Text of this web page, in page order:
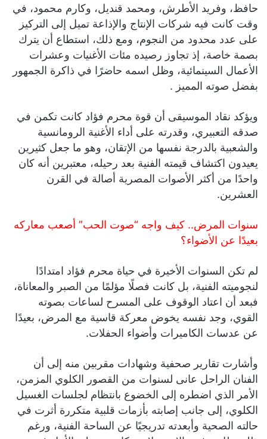
حافظ، وفريد الأطرش، ومحمد قنديل، وكارم محمود، في
وقت كانت فيه شركات الإنتاج والإذاعة تميل إلى التركيز
على عدد محدود من النجوم، ومع ذلك، استطاع أن يترك
بصمة خاصة، إذ تجاوز رصيده مئات الأغنيات وعشرات
الأعمال السينمائية، وظل اسمه حاضرًا في ذاكرة الجمهور
بفضل صوته المميز .
ويؤكد نقاد الموسيقى أن قوة محرم فؤاد كانت تكمن في
صدقه التعبيري، وقدرته على أداء الأغنية الرومانسية
والشعبية بالدرجة نفسها من الإتقان، وهو ما جعل كثيرين
يعيدون اكتشاف قيمته الفنية بعد رحيله، معتبرين أنه كان
واحدًا من أكثر الأصوات المصرية أصالة في القرن
العشرين.
سنوات المرض.. كيف واجه “صوت الحب” أصعب معاركه
بعيدًا عن الأضواء؟
لم تكن السنوات الأخيرة في حياة محرم فؤاد امتدادًا
لنجوميته الفنية، بل كانت فصلًا مؤلمًا من الصبر والمعاناة،
فبعد أن اعتاد الوقوف على المسرح لساعات بصوته
القوي، وجد نفسه يخوض معركة قاسية مع المرض، بعيدًا
عن عدسات الكاميرات وأضواء الحفلات.
وأشارت تقارير صحفية وشهادات مقربين منه إلى أن
الفنان الراحل عانى لسنوات من القصور الكلوي المزمن،
الأمر الذي اضطره إلى الخضوع بانتظام لجلسات الغسيل
الكلوي، إلى جانب إصابته بأزمات قلبية متكررة أثرت في
حالته الصحية وأبعدته تدريجيًا عن الساحة الفنية، ورغم